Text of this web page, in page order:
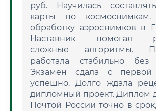
руб. Научилась
карты по космоснимкам.
обработку аэроснимков в
Наставник помогал
сложные алгоритмы.
работала стабильно без
Экзамен сдала с первой
успешно. Долго ждала
дипломный проект. Диплом
Почтой России точно в